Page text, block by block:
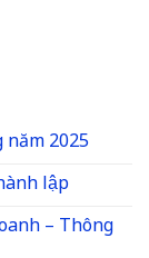
2025
lập
– Thông